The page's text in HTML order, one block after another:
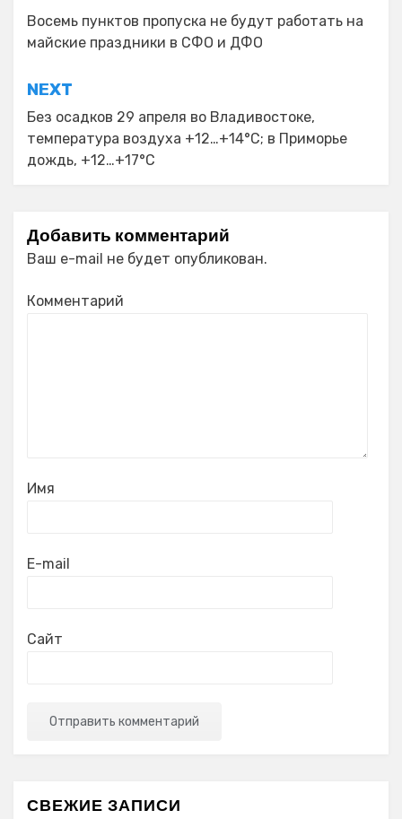
по
записям
Восемь пунктов пропуска не будут работать на
майские праздники в СФО и ДФО
NEXT
Без осадков 29 апреля во Владивостоке,
температура воздуха +12…+14°С; в Приморье
дождь, +12…+17°C
Добавить комментарий
Ваш e-mail не будет опубликован.
Комментарий
Имя
E-mail
Сайт
СВЕЖИЕ ЗАПИСИ